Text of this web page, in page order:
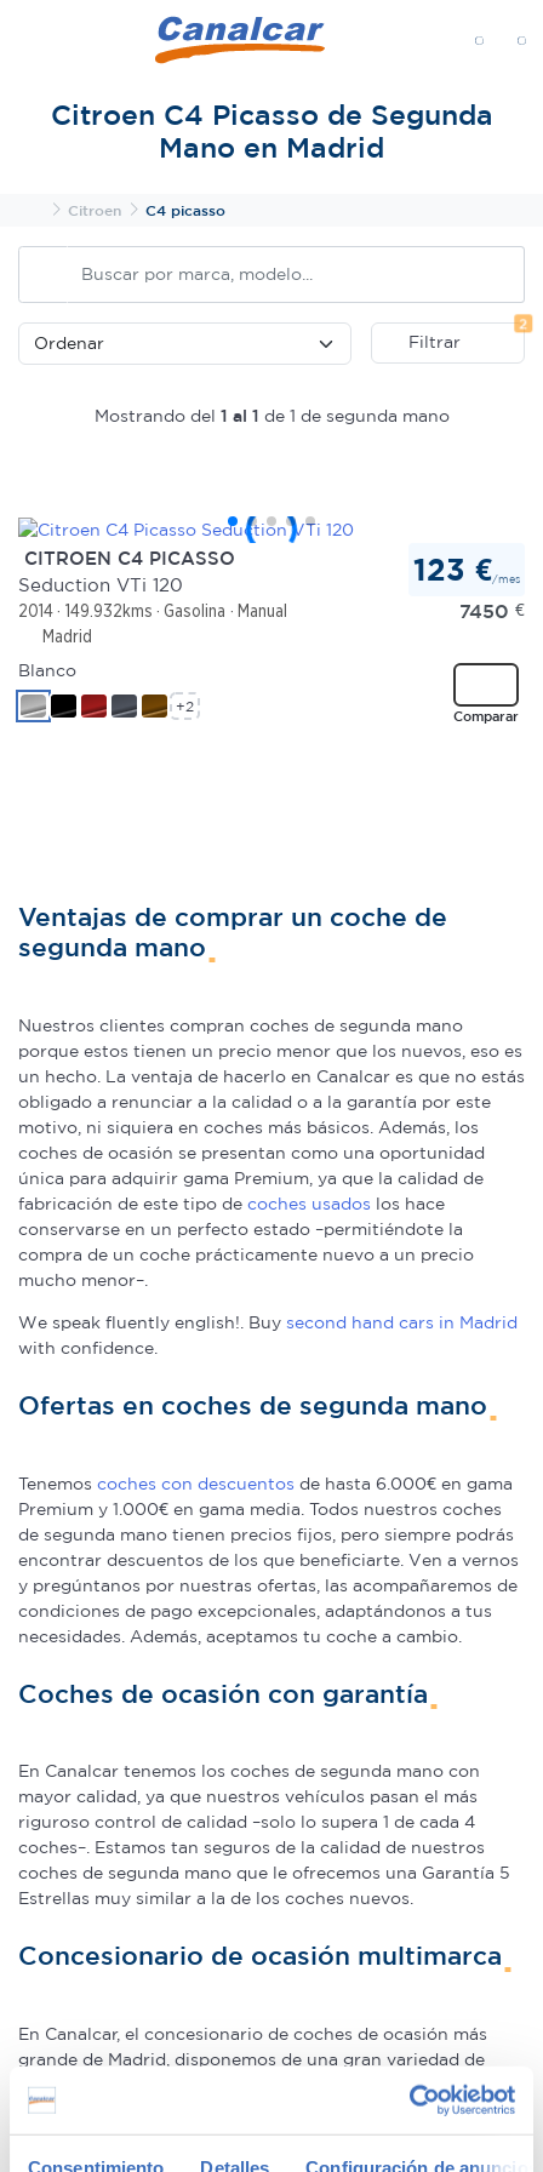
Consentimiento Detalles Configuración de anuncios
Citroen C4 Picasso de Segunda
Mano en Madrid
InicioCitroen C4 picasso
Filtrar
2
Mostrando del 1 al 1 de 1 de segunda mano
CITROEN C4 PICASSO
Seduction VTi 120
2014 149.932kms Gasolina
Manual
Madrid
123 €/mes
7450 €
Comparar
Blanco
+2
Ventajas de comprar un coche de
segunda mano
Nuestros clientes compran coches de segunda mano
porque estos tienen un precio menor que los nuevos, eso es
un hecho. La ventaja de hacerlo en Canalcar es que no estás
obligado a renunciar a la calidad o a la garantía por este
motivo, ni siquiera en coches más básicos. Además, los
coches de ocasión se presentan como una oportunidad
única para adquirir gama Premium, ya que la calidad de
fabricación de este tipo de coches usados los hace
conservarse en un perfecto estado –permitiéndote la
compra de un coche prácticamente nuevo a un precio
mucho menor–.
We speak fluently english!. Buy second hand cars in Madrid
with confidence.
Ofertas en coches de segunda mano
Tenemos coches con descuentos de hasta 6.000€ en gama
Premium y 1.000€ en gama media. Todos nuestros coches
de segunda mano tienen precios fijos, pero siempre podrás
encontrar descuentos de los que beneficiarte. Ven a vernos
y pregúntanos por nuestras ofertas, las acompañaremos de
condiciones de pago excepcionales, adaptándonos a tus
necesidades. Además, aceptamos tu coche a cambio.
Coches de ocasión con garantía
En Canalcar tenemos los coches de segunda mano con
mayor calidad, ya que nuestros vehículos pasan el más
riguroso control de calidad –solo lo supera 1 de cada 4
coches–. Estamos tan seguros de la calidad de nuestros
coches de segunda mano que le ofrecemos una Garantía 5
Estrellas muy similar a la de los coches nuevos.
Concesionario de ocasión multimarca
En Canalcar, el concesionario de coches de ocasión más
grande de Madrid, disponemos de una gran variedad de
marcas y modelos. Encuentra el vehículo de segunda mano
que mejor se adapte a tus necesidades, con la mejor
relación calidad-precio. O si lo prefieres, ven a vernos y te
aconsejamos.